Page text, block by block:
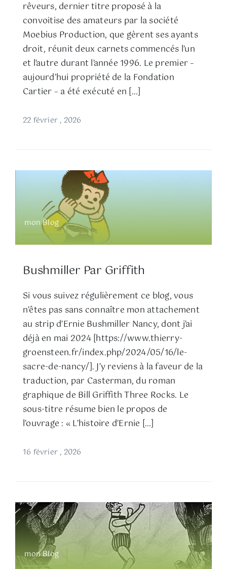
rêveurs, dernier titre proposé à la
convoitise des amateurs par la société
Moebius Production, que gèrent ses ayants
droit, réunit deux carnets commencés l’un
et l’autre durant l’année 1996. Le premier –
aujourd’hui propriété de la Fondation
Cartier – a été exécuté en […]
22 février , 2026
mon Blog
Bushmiller Par Griffith
Si vous suivez régulièrement ce blog, vous
n’êtes pas sans connaître mon attachement
au strip d’Ernie Bushmiller Nancy, dont j’ai
déjà en mai 2024 [https://www.thierry-
groensteen.fr/index.php/2024/05/16/le-
sacre-de-nancy/]. J’y reviens à la faveur de la
traduction, par Casterman, du roman
graphique de Bill Griffith Three Rocks. Le
sous-titre résume bien le propos de
l’ouvrage : « L’histoire d’Ernie […]
16 février , 2026
mon Blog